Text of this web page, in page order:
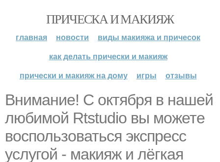
ПРИЧЕСКА И МАКИЯЖ
главная новости
виды макияжа и причесок
как делать прически и макияж
прически и макияж на дому
игры отзывы
Внимание! С октября в нашей
любимой Rtstudio вы можете
воспользоваться экспресс
услугой - макияж и лёгкая